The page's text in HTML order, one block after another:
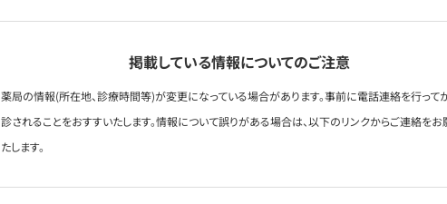
掲載している情報についてのご注意
薬局の情報(所在地、診療時間等)が変更になっている場合があります。事前に電話連絡を行って
診されることをおすすいたします。情報について誤りがある場合は、以下のリンクからご連絡をお
たします。